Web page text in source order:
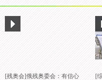
[残奥会]俄残奥委会：有信心
[